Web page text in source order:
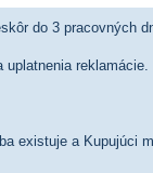
do 3 pracovných
reklamácie.
existuje a Kupujúci